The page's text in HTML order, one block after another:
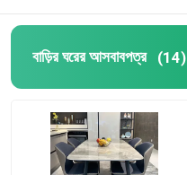
বাড়ির ঘরের আসবাবপত্র (14)